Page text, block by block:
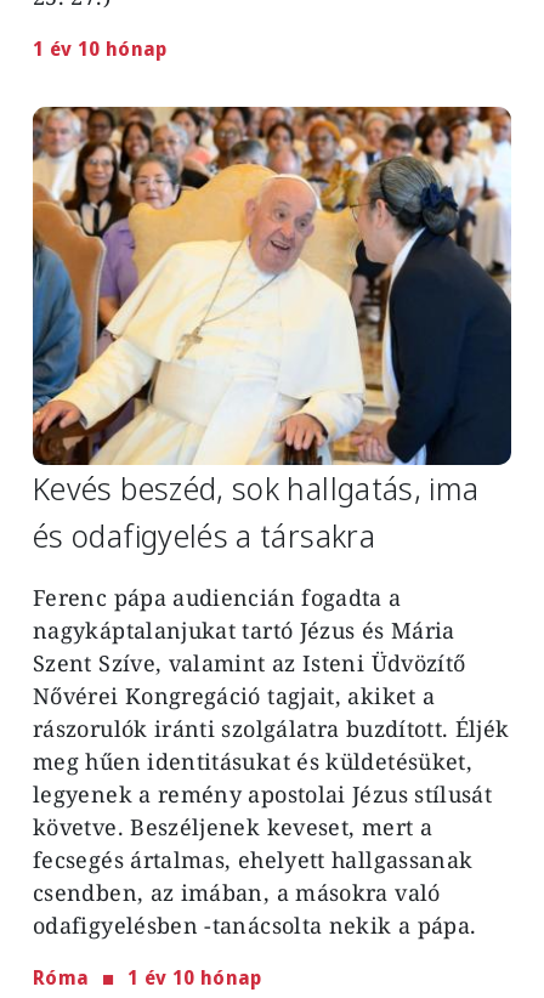
1 év 10 hónap
Image
Kevés beszéd, sok hallgatás, ima
és odafigyelés a társakra
Ferenc pápa audiencián fogadta a
nagykáptalanjukat tartó Jézus és Mária
Szent Szíve, valamint az Isteni Üdvözítő
Nővérei Kongregáció tagjait, akiket a
rászorulók iránti szolgálatra buzdított. Éljék
meg hűen identitásukat és küldetésüket,
legyenek a remény apostolai Jézus stílusát
követve. Beszéljenek keveset, mert a
fecsegés ártalmas, ehelyett hallgassanak
csendben, az imában, a másokra való
odafigyelésben -tanácsolta nekik a pápa.
Róma 1 év 10 hónap